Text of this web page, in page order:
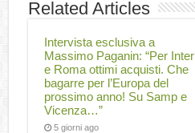
Related Articles
Intervista esclusiva a
Massimo Paganin: “Per Inter
e Roma ottimi acquisti. Che
bagarre per l’Europa del
prossimo anno! Su Samp e
Vicenza…”
5 giorni ago